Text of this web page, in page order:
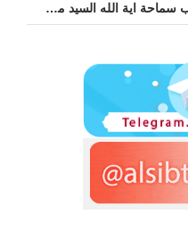
تقرير مصوّر - موكب عزاء مکتب سماحة اية الله السيد مرتضى الموسوي الاصفهاني في يوم إستشهاد السيدة فاطم...